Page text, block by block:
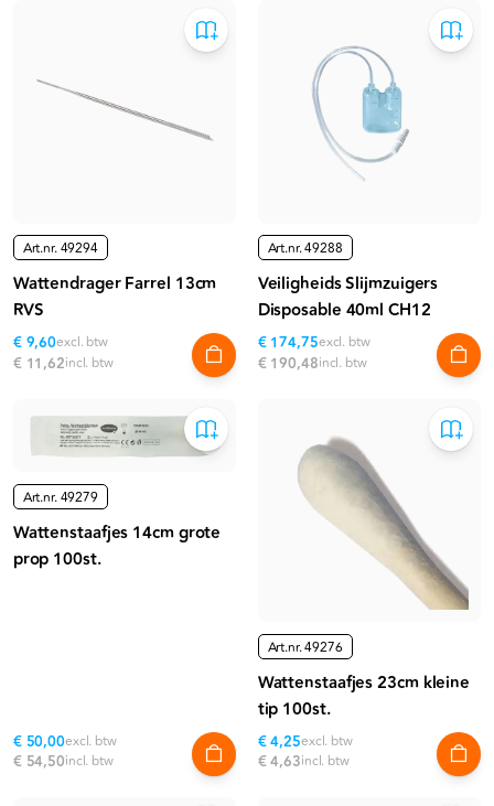
Art.nr.49294
Wattendrager Farrel 13cm
RVS
€ 9,60excl. btw
€ 11,62incl. btw
Art.nr.49288
Veiligheids Slijmzuigers
Disposable 40ml CH12
€ 174,75excl. btw
€ 190,48incl. btw
Art.nr.49279
Wattenstaafjes 14cm grote
prop 100st.
€ 50,00excl. btw
€ 54,50incl. btw
Art.nr.49276
Wattenstaafjes 23cm kleine
tip 100st.
€ 4,25excl. btw
€ 4,63incl. btw